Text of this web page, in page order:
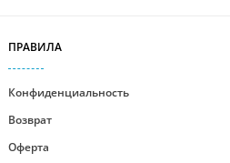
ПРАВИЛА
Конфиденциальность
Возврат
Оферта